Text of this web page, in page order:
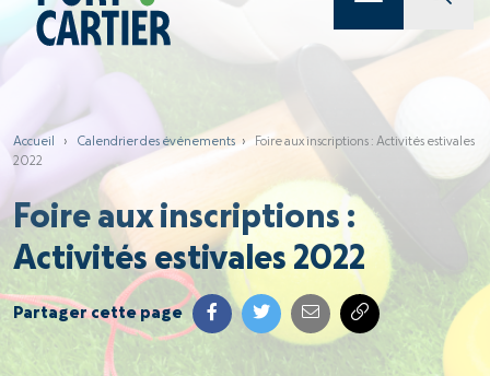
Accueil › Calendrier des événements ›
Foire aux inscriptions : Activités estivales
2022
Foire aux inscriptions :
Activités estivales 2022
Partager cette page